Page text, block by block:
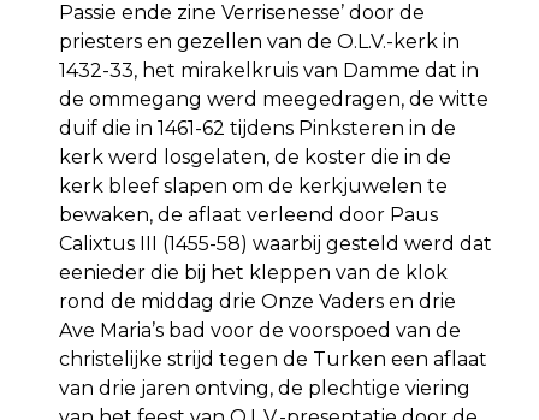
Passie ende zine Verrisenesse’ door de
priesters en gezellen van de O.L.V.-kerk in
1432-33, het mirakelkruis van Damme dat in
de ommegang werd meegedragen, de witte
duif die in 1461-62 tijdens Pinksteren in de
kerk werd losgelaten, de koster die in de
kerk bleef slapen om de kerkjuwelen te
bewaken, de aflaat verleend door Paus
Calixtus III (1455-58) waarbij gesteld werd dat
eenieder die bij het kleppen van de klok
rond de middag drie Onze Vaders en drie
Ave Maria’s bad voor de voorspoed van de
christelijke strijd tegen de Turken een aflaat
van drie jaren ontving, de plechtige viering